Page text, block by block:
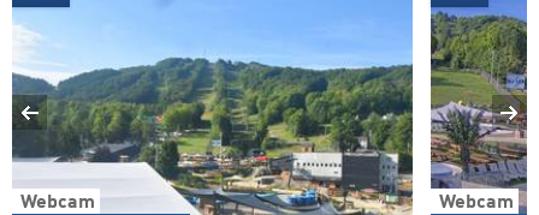
Webcam Webcam